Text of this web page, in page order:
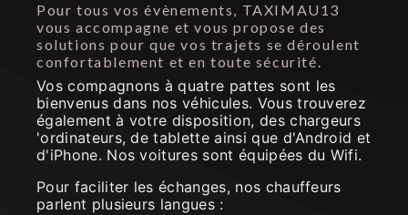
Pour tous vos évènements, TAXIMAU13
vous accompagne et vous propose des
solutions pour que vos trajets se déroulent
confortablement et en toute sécurité.
Vos compagnons à quatre pattes sont les
bienvenus dans nos véhicules. Vous trouverez
également à votre disposition, des chargeurs
'ordinateurs, de tablette ainsi que d'Android et
d'iPhone. Nos voitures sont équipées du Wifi.
Pour faciliter les échanges, nos chauffeurs
parlent plusieurs langues :